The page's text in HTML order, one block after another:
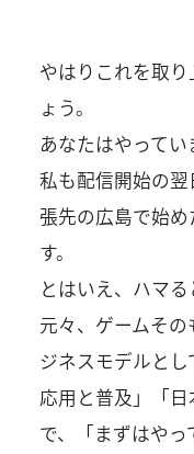
やはりこれを取
ょう。
あなたはやってい
私も配信開始の
張先の広島で始
す。
とはいえ、ハマる
元々、ゲームそ
ジネスモデルと
応用と普及」「
で、「まずはやっ